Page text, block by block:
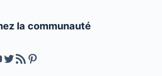
la communauté
Twitter
Feed RSSPinterest